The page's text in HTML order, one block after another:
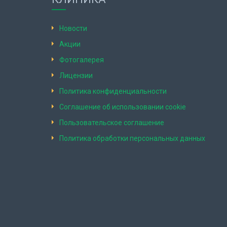
Новости
Акции
Фотогалерея
Лицензии
Политика конфиденциальности
Соглашение об использовании cookie
Пользовательское соглашение
Политика обработки персональных данных